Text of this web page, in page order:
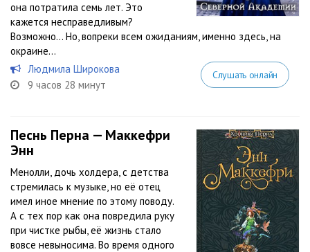
она потратила семь лет. Это
кажется несправедливым?
Возможно… Но, вопреки всем ожиданиям, именно здесь, на
окраине...
Людмила Широкова
9 часов 28 минут
Слушать онлайн
Песнь Перна — Маккефри
Энн
Менолли, дочь холдера, с детства
стремилась к музыке, но её отец
имел иное мнение по этому поводу.
А с тех пор как она повредила руку
при чистке рыбы, её жизнь стало
вовсе невыносима. Во время одного